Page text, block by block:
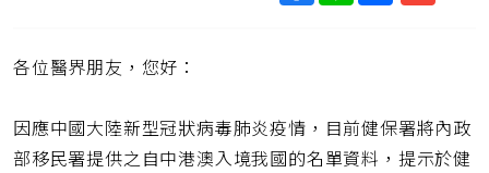
址
各位醫界朋友，您好：
因應中國大陸新型冠狀病毒肺炎疫情，目前健保署將內政
部移民署提供之自中港澳入境我國的名單資料，提示於健